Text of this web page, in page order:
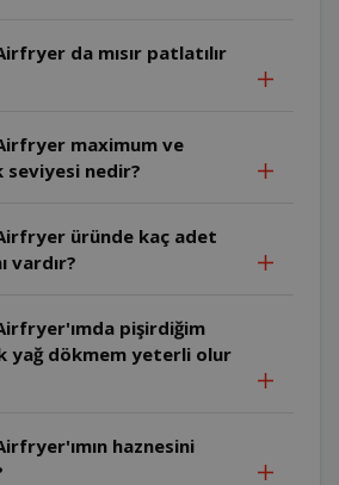
da mısır patlatılır
maximum ve
seviyesi nedir?
üründe kaç adet
vardır?
pişirdiğim
yağ dökmem yeterli olur
haznesini